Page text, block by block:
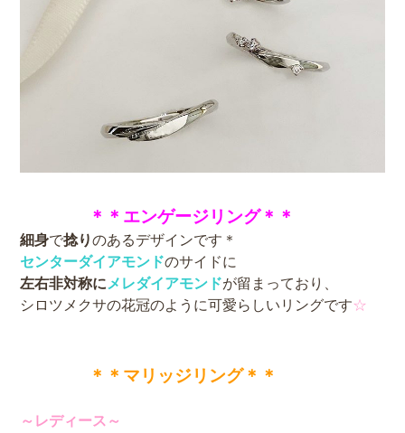
＊＊エンゲージリング＊＊
細身で捻りのあるデザインです＊
センターダイアモンドのサイドに
左右非対称に メレダイアモンドが留まっており、
シロツメクサの花冠のように可愛らしいリングです☆
＊＊マリッジリング＊＊
～レディース～